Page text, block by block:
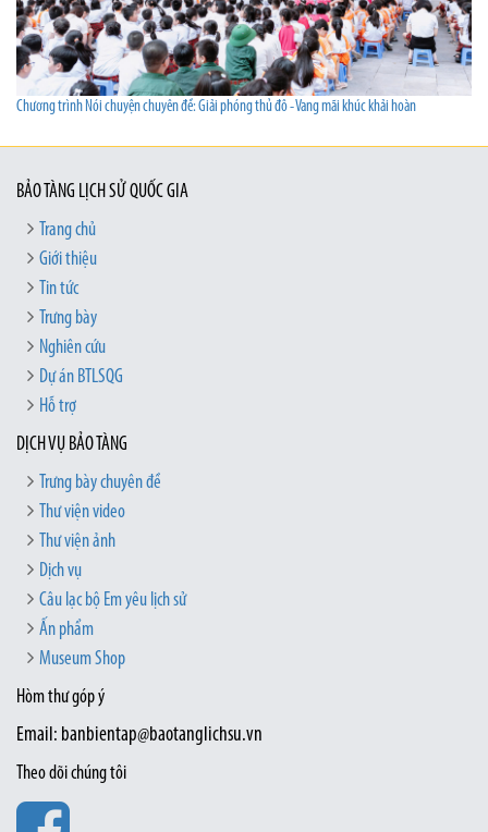
Chương trình Nói chuyện chuyên đề: Giải phóng thủ đô - Vang mãi khúc khải hoàn
BẢO TÀNG LỊCH SỬ QUỐC GIA
Trang chủ
Giới thiệu
Tin tức
Trưng bày
Nghiên cứu
Dự án BTLSQG
Hỗ trợ
DỊCH VỤ BẢO TÀNG
Trưng bày chuyên đề
Thư viện video
Thư viện ảnh
Dịch vụ
Câu lạc bộ Em yêu lịch sử
Ấn phẩm
Museum Shop
Hòm thư góp ý
Email: banbientap@baotanglichsu.vn
Theo dõi chúng tôi